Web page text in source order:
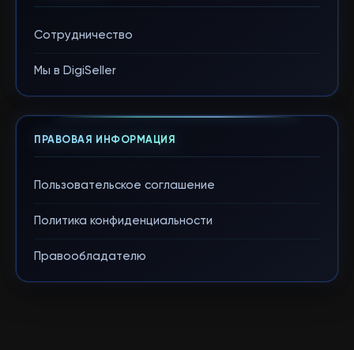
Сотрудничество
Мы в DigiSeller
ПРАВОВАЯ ИНФОРМАЦИЯ
Пользовательское соглашение
Политика конфиденциальности
Правообладателю